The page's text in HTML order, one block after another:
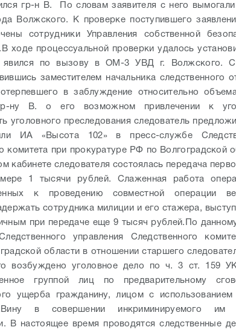
гр-н В. По словам заявителя с него вымогали
Волжского.
К проверке поступившего
сотрудники Управления собственной
В ходе процессуальной проверки удалось
по вызову в ОМ-3 УВД г. Волжского.
заместителем начальника следственного
в заблуждение относительно
ну В. о его возможном привлечении к
уголовного преследования следователь
ИА «Высота 102» в пресс-службе
комитета при прокуратуре РФ по Волгоградской
кабинете следователя состоялась передача
1 тысячи рублей. Слаженная работа
к проведению совместной операции
сотрудника милиции и его стажера,
при передаче еще 9 тысяч рублей. По
управления Следственного
области в отношении старшего
возбуждено уголовное дело по ч. 3 ст. 159
группой лиц по предварительному
ущерба гражданину, лицом с использованием
Вину в совершении инкриминируемого им
В настоящее время проводятся следственные